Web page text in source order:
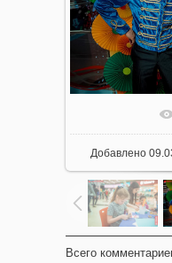
Добавлено
Всего